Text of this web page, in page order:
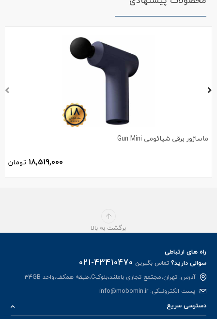
ماساژور برقی شیائومی Gun Mini
18,519,000 تومان
برگشت به بالا
راه های ارتباطی
سوالی دارید؟تماس بگیرین 021-43410470
آدرس: تهران،مجتمع تجاری باملند،بلوکC،طبقه همکف،واحد 34GB
پست الکترونیکی:info@mobomin.ir
دسترسی سریع